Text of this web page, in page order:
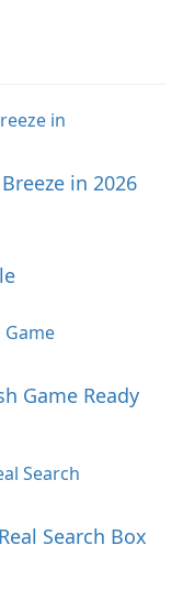
in 2026
Game Ready
Search Box